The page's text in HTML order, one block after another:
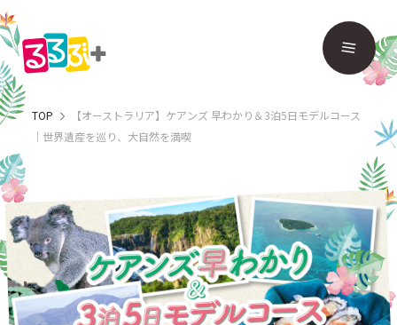
TOP
【オーストラリア】ケアンズ 早わかり＆3泊5日モデルコース
｜世界遺産を巡り、大自然を満喫